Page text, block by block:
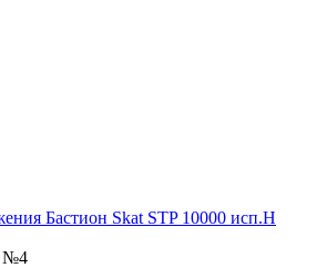
Бастион Skat STP 10000 исп.Н
№4